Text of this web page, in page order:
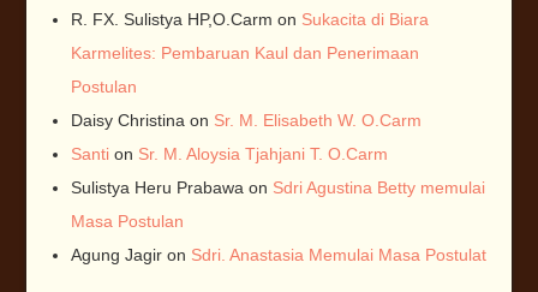
R. FX. Sulistya HP,O.Carm on Sukacita di Biara
Karmelites: Pembaruan Kaul dan Penerimaan
Postulan
Daisy Christina on Sr. M. Elisabeth W. O.Carm
Santion Sr. M. Aloysia Tjahjani T. O.Carm
Sulistya Heru Prabawa on Sdri Agustina Betty memulai
Masa Postulan
Agung Jagiron Sdri. Anastasia Memulai Masa Postulat